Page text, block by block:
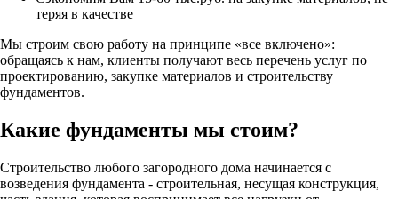
теряя в качестве
Мы строим свою работу на принципе «все включено»:
обращаясь к нам, клиенты получают весь перечень услуг по
проектированию, закупке материалов и строительству
фундаментов.
Какие фундаменты мы стоим?
Строительство любого загородного дома начинается с
возведения фундамента - строительная, несущая конструкция,